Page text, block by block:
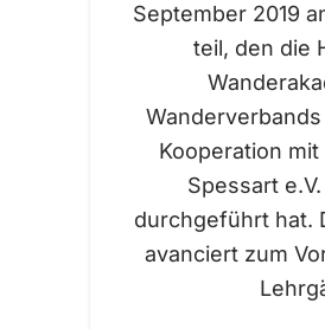
September 2019
teil, den die
Kooperation
Spessart
durchgeführt hat.
avanciert zum